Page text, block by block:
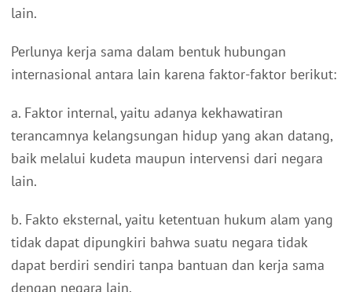
lain.
Perlunya kerja sama dalam bentuk hubungan
internasional antara lain karena faktor-faktor berikut:
a. Faktor internal, yaitu adanya kekhawatiran
terancamnya kelangsungan hidup yang akan datang,
baik melalui kudeta maupun intervensi dari negara
lain.
b. Fakto eksternal, yaitu ketentuan hukum alam yang
tidak dapat dipungkiri bahwa suatu negara tidak
dapat berdiri sendiri tanpa bantuan dan kerja sama
dengan negara lain.